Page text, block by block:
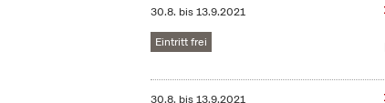
30.8. bis13.9.2021
Eintritt frei
30.8. bis13.9.2021